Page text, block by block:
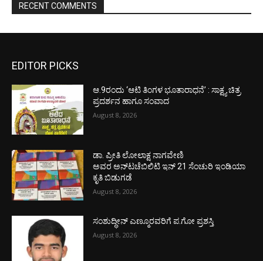
RECENT COMMENTS
EDITOR PICKS
ಆ.9ರಂದು ‘ಆಟಿ ತಿಂಗಳ ಭೂತಾರಾಧನೆ’ : ಸಾಕ್ಷ್ಯ ಚಿತ್ರ
ಪ್ರದರ್ಶನ ಹಾಗೂ ಸಂವಾದ
August 8, 2026
ಡಾ. ಪ್ರೀತಿ ಲೋಲಾಕ್ಷ ನಾಗವೇಣಿ
ಅವರ ಅನ್‌ಟಚೆಬಿಲಿಟಿ ಇನ್ 21 ಸೆಂಚುರಿ ಇಂಡಿಯಾ
ಕೃತಿ ಬಿಡುಗಡೆ
August 8, 2026
ಸಂಶುದ್ಧೀನ್ ಎಣ್ಮೂರವರಿಗೆ ಪ.ಗೋ ಪ್ರಶಸ್ತಿ
August 8, 2026